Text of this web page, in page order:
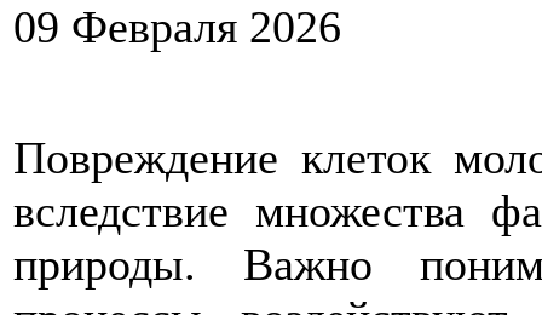
09 Февраля 2026
Повреждение клеток
вследствие множества
природы. Важно